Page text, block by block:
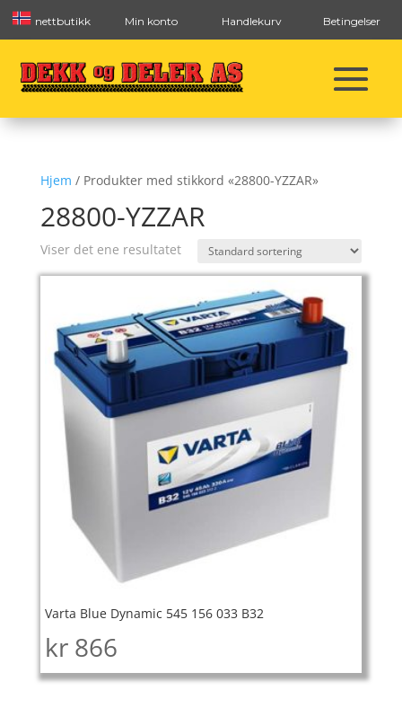
nettbutikk Min konto Handlekurv Betingelser
Hjem / Produkter med stikkord «28800-YZZAR»
28800-YZZAR
Viser det ene resultatet
Varta Blue Dynamic 545 156 033 B32
kr 866